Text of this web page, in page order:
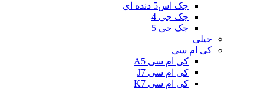
جک اس5 دنده ای
جک جی 4
جک جی 5
جیلی
کی ام سی
کی ام سی A5
کی ام سی J7
کی ام سی K7